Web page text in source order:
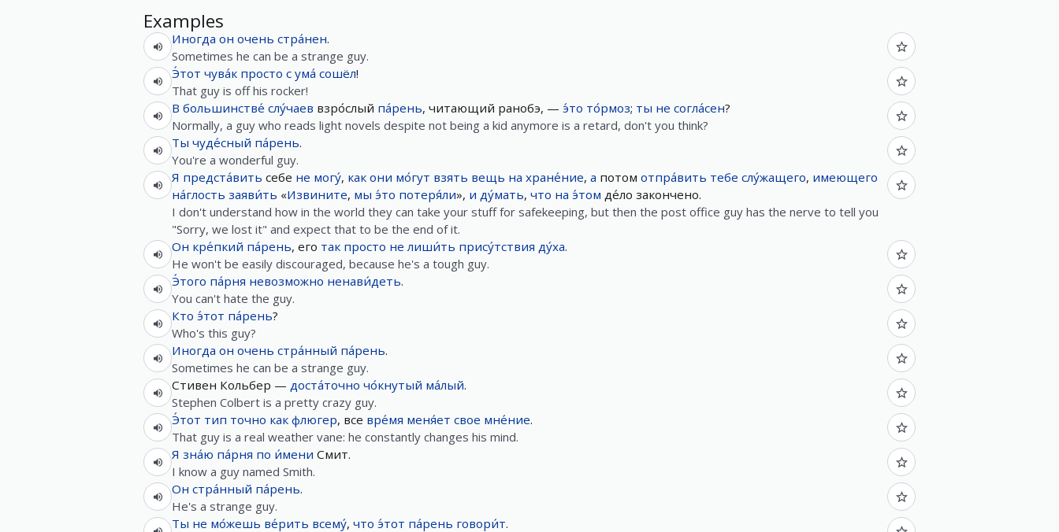
Examples
Иногда он очень стра́нен.
Sometimes he can be a strange guy.
Э́тот чува́к просто с ума́ сошёл!
That guy is off his rocker!
В большинстве́ слу́чаев взро́слый па́рень, читающий ранобэ, — э́то то́рмоз; ты не согла́сен?
Normally, a guy who reads light novels despite not being a kid anymore is a retard, don't you think?
Ты чуде́сный па́рень.
You're a wonderful guy.
Я предста́вить себе не могу́, как они мо́гут взять вещь на хране́ние, а потом отпра́вить тебе слу́жащего, имеющего
на́глость заяви́ть «Извините, мы э́то потеря́ли», и ду́мать, что на э́том де́ло закончено.
I don't understand how in the world they can take your stuff for safekeeping, but then the post office guy has the nerve to tell you
"Sorry, we lost it" and expect that to be the end of it.
Он кре́пкий па́рень, его так просто не лиши́ть прису́тствия ду́ха.
He won't be easily discouraged, because he's a tough guy.
Э́того па́рня невозможно ненави́деть.
You can't hate the guy.
Кто э́тот па́рень?
Who's this guy?
Иногда он очень стра́нный па́рень.
Sometimes he can be a strange guy.
Стивен Кольбер — доста́точно чо́кнутый ма́лый.
Stephen Colbert is a pretty crazy guy.
Э́тот тип точно как флюгер, все вре́мя меня́ет свое мне́ние.
That guy is a real weather vane: he constantly changes his mind.
Я зна́ю па́рня по и́мени Смит.
I know a guy named Smith.
Он стра́нный па́рень.
He's a strange guy.
Ты не мо́жешь ве́рить всему́, что э́тот па́рень говори́т.